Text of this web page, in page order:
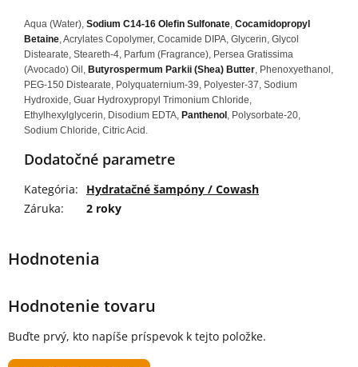
Aqua (Water), Sodium C14-16 Olefin Sulfonate, Cocamidopropyl
Betaine, Acrylates Copolymer, Cocamide DIPA, Glycerin, Glycol
Distearate, Steareth-4, Parfum (Fragrance), Persea Gratissima
(Avocado) Oil, Butyrospermum Parkii (Shea) Butter, Phenoxyethanol,
PEG-150 Distearate, Polyquaternium-39, Polyester-37, Sodium
Hydroxide, Guar Hydroxypropyl Trimonium Chloride,
Ethylhexylglycerin, Disodium EDTA, Panthenol , Polysorbate-20,
Sodium Chloride, Citric Acid.
Dodatočné parametre
Kategória:
Hydratačné šampóny / Cowash
Záruka: 2 roky
Hodnotenie tovaru
Buďte prvý, kto napíše príspevok k tejto položke.